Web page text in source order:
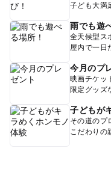
子ども大満
雨でも遊
全天候型ス
屋内で一日
今月のプ
映画チケッ
限定グッズ
子どもが
その道のプ
こだわりの